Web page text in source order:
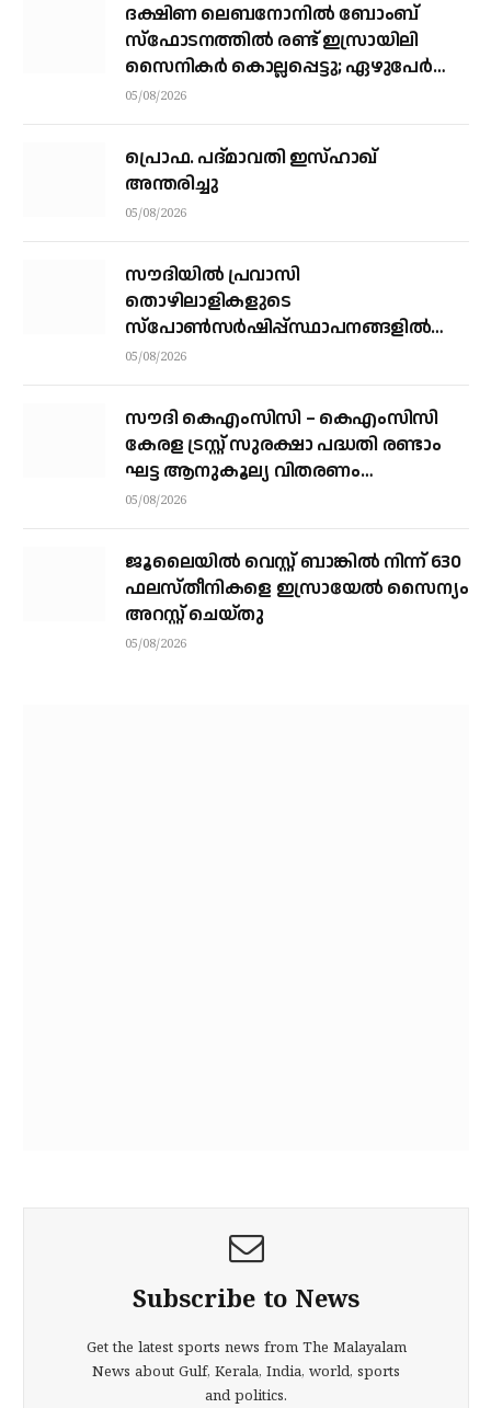
ദക്ഷിണ ലെബനോനില്‍ ബോംബ്
സ്‌ഫോടനത്തില്‍ രണ്ട് ഇസ്രായിലി
സൈനികര്‍ കൊല്ലപ്പെട്ടു; ഏഴുപേര്‍ക്ക്
പരിക്ക്
05/08/2026
പ്രൊഫ. പദ്മാവതി ഇസ്ഹാഖ്
അന്തരിച്ചു
05/08/2026
സൗദിയില്‍ പ്രവാസി
തൊഴിലാളികളുടെ
സ്‌പോണ്‍സര്‍ഷിപ്പ്സ്ഥാപനങ്ങളില്‍
നിന്ന് വ്യക്തികളിലേക്ക് മാറ്റാന്‍
05/08/2026
സൗദി കെഎംസിസി – കെഎംസിസി
കേരള ട്രസ്റ്റ് സുരക്ഷാ പദ്ധതി രണ്ടാം
ഘട്ട ആനുകൂല്യ വിതരണം
വെള്ളിയാഴ്ച്ച കോഴിക്കോട്ട്
05/08/2026
ജൂലൈയില്‍ വെസ്റ്റ് ബാങ്കില്‍ നിന്ന് 630
ഫലസ്തീനികളെ ഇസ്രായേല്‍ സൈന്യം
അറസ്റ്റ് ചെയ്തു
05/08/2026
Subscribe to News
Get the latest sports news from The Malayalam
News about Gulf, Kerala, India, world, sports
and politics.